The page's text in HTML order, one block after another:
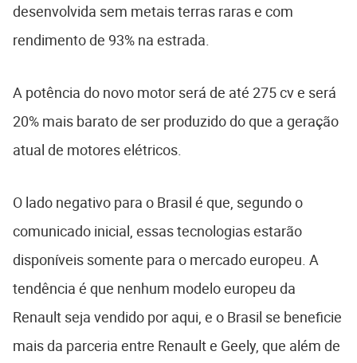
desenvolvida sem metais terras raras e com
rendimento de 93% na estrada.
A potência do novo motor será de até 275 cv e será
20% mais barato de ser produzido do que a geração
atual de motores elétricos.
O lado negativo para o Brasil é que, segundo o
comunicado inicial, essas tecnologias estarão
disponíveis somente para o mercado europeu. A
tendência é que nenhum modelo europeu da
Renault seja vendido por aqui, e o Brasil se beneficie
mais da parceria entre Renault e Geely, que além de